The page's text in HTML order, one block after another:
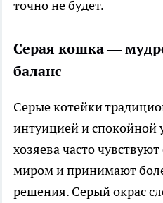
точно не будет.
Серая кошка —
баланс
Серые котейки
интуицией и спокойной
хозяева часто
миром и принимают
решения. Серый окрас